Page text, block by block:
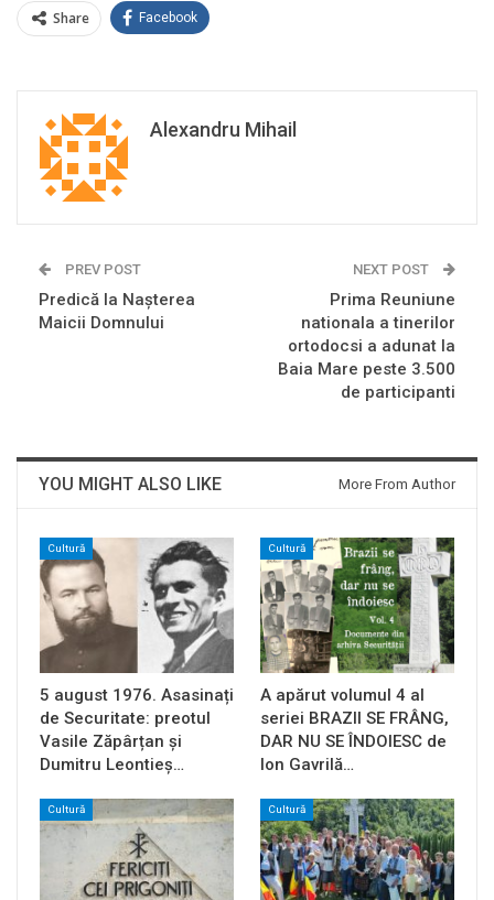
Share Facebook
Alexandru Mihail
PREV POST
Predică la Naşterea
Maicii Domnului
NEXT POST
Prima Reuniune
nationala a tinerilor
ortodocsi a adunat la
Baia Mare peste 3.500
de participanti
YOU MIGHT ALSO LIKE More From Author
Cultură
5 august 1976. Asasinați
de Securitate: preotul
Vasile Zăpârțan și
Dumitru Leontieș…
Cultură
A apărut volumul 4 al
seriei BRAZII SE FRÂNG,
DAR NU SE ÎNDOIESC de
Ion Gavrilă…
Cultură Cultură